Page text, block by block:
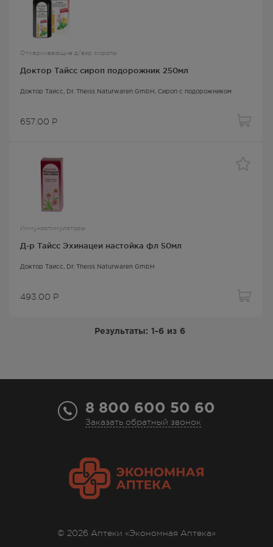
Отхаркивающие д/взр сиропы
Доктор Тайсс сироп подорожник 250мл
Доктор Тайсс , Dr. Theiss Naturwaren GmbH, Сироп с подорожником
657.00 Р
Иммуностимуляторы
Д-р Тайсс Эхинацеи настойка фл 50мл
Доктор Тайсс , Dr. Theiss Naturwaren GmbH
493.00 Р
Результаты: 1-6 из 6
8 800 600 50 60
Заказать обратный звонок
© 2026 Аптеки «Экономная Аптека»